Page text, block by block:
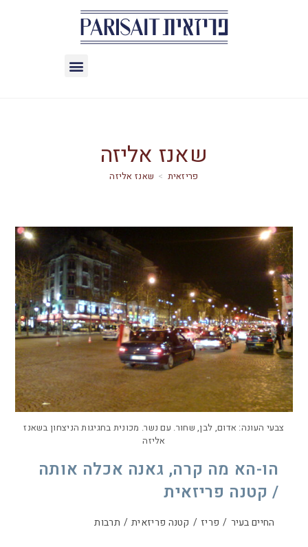
שאנז אליזה
> שאנז אליזה
צבעי העונה: אדום, לבן, שחור. עם נשר. מכונית בחגיגות הניצחון בשאנז
אליזה
הו-הא מה קרה, גאנה אכלה אותה
/ קטנה פריזאית
החיים בעיר / פריז / קטנה פריזאית / תרבות